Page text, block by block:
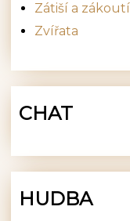
Zátiší a zákoutí
Zvířata
CHAT
HUDBA